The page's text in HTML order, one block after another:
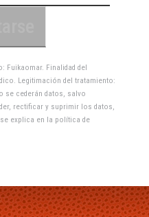
Fuikaomar. Finalidad del
Legitimación del tratamiento:
se cederán datos, salvo
rectificar y suprimir los datos,
explica en la política de